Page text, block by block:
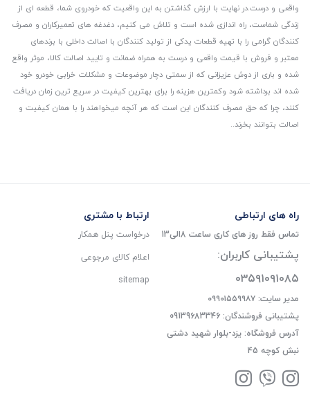
واقعی و درست.در نهایت با ارزش گذاشتن به این واقعیت که خودروی شما، قطعه ای از
زندگی شماست، راه اندازی شده است و تلاش می کنیم، دغدغه های تعمیرکاران و مصرف
کنندگان گرامی را با تهیه قطعات یدکی از تولید کنندگان با اصالت داخلی با برندهای
معتبر و فروش با قیمت واقعی و درست به همراه ضمانت و تایید اصالت کالا، موثر واقع
شده و باری از دوش عزیزانی که از سمتی دچار موضوعات و مشکلات خرابی خودرو خود
شده اند برداشته شود و‌کمترین هزینه را برای بهترین کیفیت در سریع ترین زمان دریافت
کنند، چرا که حق مصرف کنندگان این است که هر آنچه میخواهند را با همان کیفیت و
اصالت بتوانند بخرند..
راه های ارتباطی
تماس فقط روز های کاری ساعت 8الی13
پشتیبانی کاربران:
۰۳۵۹۱۰۹۱۰۸۵
مدیر سایت: ۰۹۹۰۱۵۵۹۹۸۷
پشتیبانی فروشندگان: 09139683346
آدرس فروشگاه: یزد-بلوار شهید دشتی
نبش کوچه 45
ارتباط با مشتری
درخواست پنل همکار
اعلام کالای مرجوعی
sitemap